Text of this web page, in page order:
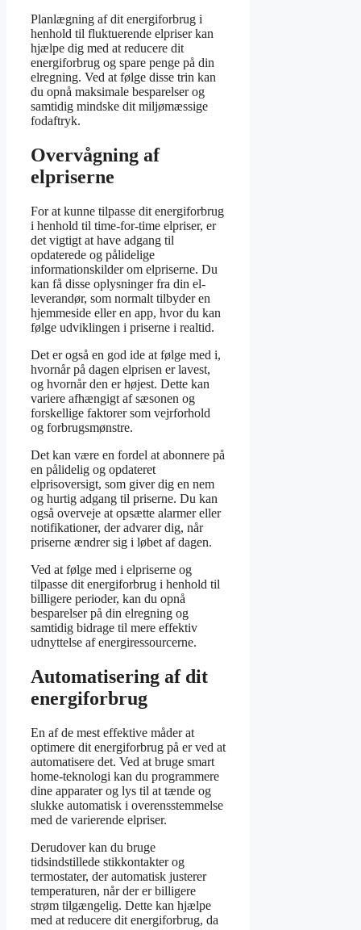
Planlægning af dit energiforbrug i
henhold til fluktuerende elpriser kan
hjælpe dig med at reducere dit
energiforbrug og spare penge på din
elregning. Ved at følge disse trin kan
du opnå maksimale besparelser og
samtidig mindske dit miljømæssige
fodaftryk.
Overvågning af
elpriserne
For at kunne tilpasse dit energiforbrug
i henhold til time-for-time elpriser, er
det vigtigt at have adgang til
opdaterede og pålidelige
informationskilder om elpriserne. Du
kan få disse oplysninger fra din el-
leverandør, som normalt tilbyder en
hjemmeside eller en app, hvor du kan
følge udviklingen i priserne i realtid.
Det er også en god ide at følge med i,
hvornår på dagen elprisen er lavest,
og hvornår den er højest. Dette kan
variere afhængigt af sæsonen og
forskellige faktorer som vejrforhold
og forbrugsmønstre.
Det kan være en fordel at abonnere på
en pålidelig og opdateret
elprisoversigt, som giver dig en nem
og hurtig adgang til priserne. Du kan
også overveje at opsætte alarmer eller
notifikationer, der advarer dig, når
priserne ændrer sig i løbet af dagen.
Ved at følge med i elpriserne og
tilpasse dit energiforbrug i henhold til
billigere perioder, kan du opnå
besparelser på din elregning og
samtidig bidrage til mere effektiv
udnyttelse af energiressourcerne.
Automatisering af dit
energiforbrug
En af de mest effektive måder at
optimere dit energiforbrug på er ved at
automatisere det. Ved at bruge smart
home-teknologi kan du programmere
dine apparater og lys til at tænde og
slukke automatisk i overensstemmelse
med de varierende elpriser.
Derudover kan du bruge
tidsindstillede stikkontakter og
termostater, der automatisk justerer
temperaturen, når der er billigere
strøm tilgængelig. Dette kan hjælpe
med at reducere dit energiforbrug, da